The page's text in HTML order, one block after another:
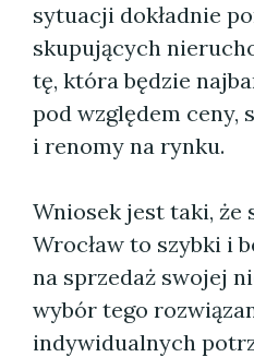
sytuacji dokładnie
skupujących
tę, która będzie
pod względem ceny,
i renomy na rynku.
Wniosek jest taki, że
Wrocław to szybki i
na sprzedaż swojej
wybór tego
indywidualnych